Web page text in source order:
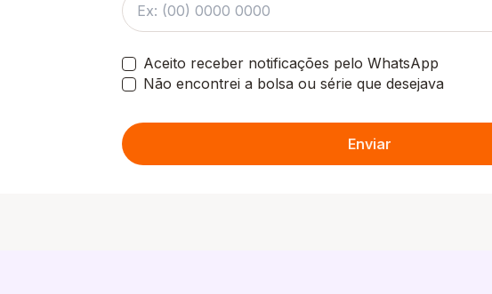
Aceito receber notificações pelo WhatsApp
Não encontrei a bolsa ou série que desejava
Enviar